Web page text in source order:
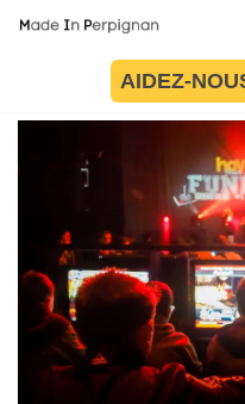
contenu
AIDEZ-
perpignanaise du
10 janvier 2016 parMaïté